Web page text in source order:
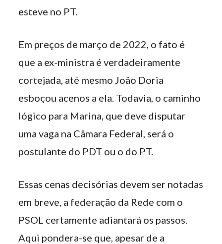
esteve no PT.
Em preços de março de 2022, o fato é
que a ex-ministra é verdadeiramente
cortejada, até mesmo João Doria
esboçou acenos a ela. Todavia, o caminho
lógico para Marina, que deve disputar
uma vaga na Câmara Federal, será o
postulante do PDT ou o do PT.
Essas cenas decisórias devem ser notadas
em breve, a federação da Rede com o
PSOL certamente adiantará os passos.
Aqui pondera-se que, apesar de a